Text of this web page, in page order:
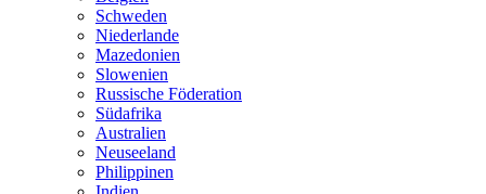
Schweden
Niederlande
Mazedonien
Slowenien
Russische Föderation
Südafrika
Australien
Neuseeland
Philippinen